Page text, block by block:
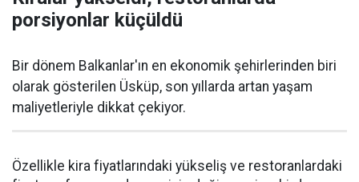
porsiyonlar küçüldü
Bir dönem Balkanlar'ın en ekonomik şehirlerinden biri
olarak gösterilen Üsküp, son yıllarda artan yaşam
maliyetleriyle dikkat çekiyor.
Özellikle kira fiyatlarındaki yükseliş ve restoranlardaki